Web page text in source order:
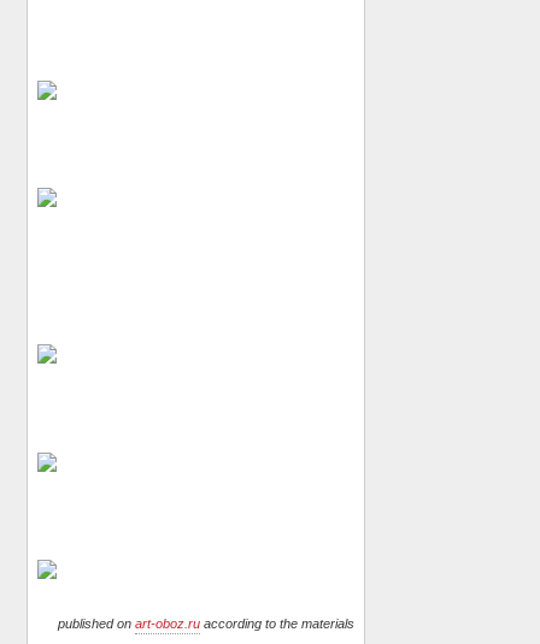
published on art-oboz.ruaccording to the materials